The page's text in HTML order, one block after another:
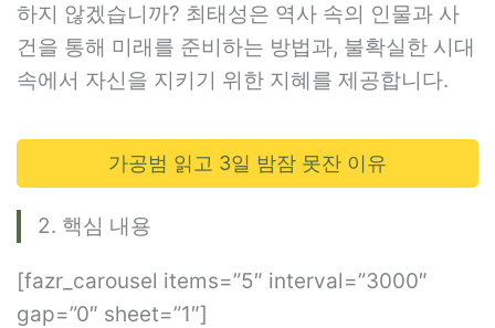
하지 않겠습니까? 최태성은 역사 속의 인물과 사
건을 통해 미래를 준비하는 방법과, 불확실한 시대
속에서 자신을 지키기 위한 지혜를 제공합니다.
가공범 읽고 3일 밤잠 못잔 이유
2. 핵심 내용
[fazr_carousel items=”5″ interval=”3000″
gap=”0″ sheet=”1″]